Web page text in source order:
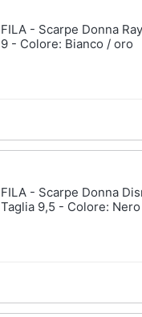
FILA - Scarpe Donna
9 - Colore: Bianco / oro
FILA - Scarpe Donna
Taglia 9,5 - Colore: